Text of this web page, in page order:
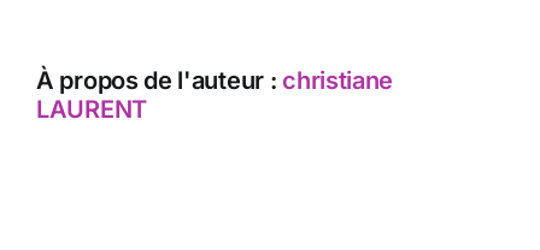
À propos de l'auteur : christiane
LAURENT